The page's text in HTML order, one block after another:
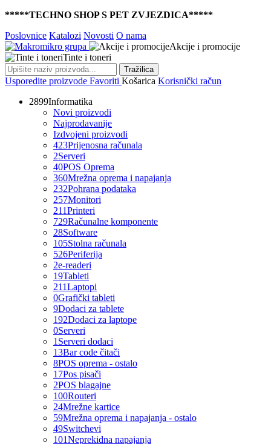
*****TECHNO SHOP S PET ZVJEZDICA*****
Poslovnice Katalozi Novosti O nama
Akcije i promocije
Tinte i toneri
Tražilica
Usporedite proizvode Favoriti Košarica Korisnički račun
2899Informatika
Novi proizvodi
Najprodavanije
Izdvojeni proizvodi
423Prijenosna računala
2Serveri
40POS Oprema
360Mrežna oprema i napajanja
232Pohrana podataka
257Monitori
211Printeri
729Računalne komponente
28Software
105Stolna računala
526Periferija
2e-readeri
19Tableti
211Laptopi
0Grafički tableti
9Dodaci za tablete
192Dodaci za laptope
0Serveri
1 Serveri dodaci
13Bar code čitači
8POS oprema - ostalo
17Pos pisači
2POS blagajne
100Routeri
24Mrežne kartice
59Mrežna oprema i napajanja - ostalo
49Switchevi
101Neprekidna napajanja